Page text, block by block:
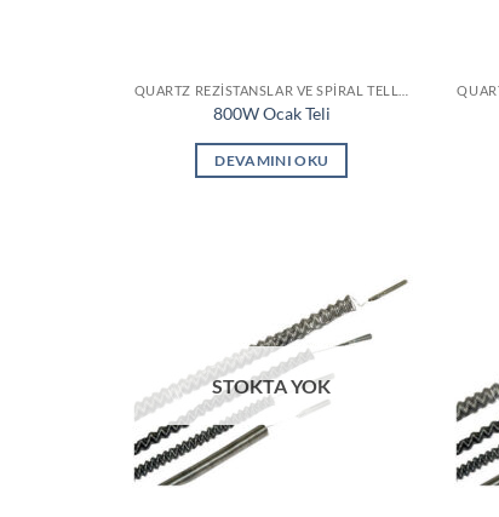
800W Ocak Teli
DEVAMINI OKU
STOKTA YOK